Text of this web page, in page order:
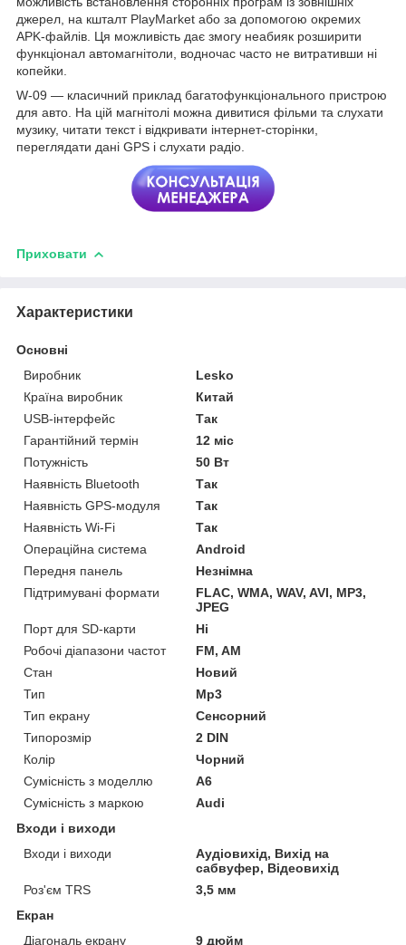
джерел, на кшталт PlayMarket або за допомогою окремих
APK-файлів. Ця можливість дає змогу неабияк розширити
функціонал автомагнітоли, водночас часто не витративши ні
копейки.
W-09 — класичний приклад багатофункціонального пристрою
для авто. На цій магнітолі можна дивитися фільми та слухати
музику, читати текст і відкривати інтернет-сторінки,
переглядати дані GPS і слухати радіо.
Приховати
Характеристики
Основні
Виробник
Lesko
Країна виробник
Китай
USB-інтерфейс
Так
Гарантійний термін
12 міс
Потужність
50 Вт
Наявність Bluetooth
Так
Наявність GPS-модуля
Так
Наявність Wi-Fi
Так
Операційна система
Android
Передня панель
Незнімна
Підтримувані формати
FLAC, WMA, WAV, AVI, MP3,
JPEG
Порт для SD-карти
Ні
Робочі діапазони частот
FM, AM
Стан
Новий
Тип
Mp3
Тип екрану
Сенсорний
Типорозмір
2 DIN
Колір
Чорний
Сумісність з моделлю
A6
Сумісність з маркою
Audi
Входи і виходи
Входи і виходи
Аудіовихід, Вихід на
сабвуфер, Відеовихід
Роз'єм TRS
3,5 мм
Екран
Діагональ екрану
9 дюйм